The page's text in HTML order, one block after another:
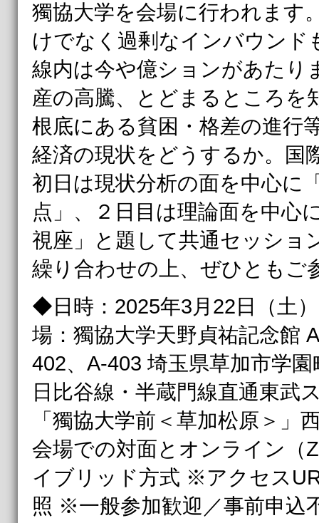
獨協大学を会場に行われます
けでなく過剰なインバウンド
線内は今や億ションがあたり
産の高騰、とどまるところを
根底にある貧困・格差の進行
経済の現状をどうするか。国
初日は現状分析の面を中心に
点」、２日目は理論面を中心
視座」と題して共通セッショ
繰り合わせの上、ぜひともご
◆日時：2025年3月22日（土
場：獨協大学天野貞祐記念館
402、A-403 埼玉県草加市学
日比谷線・半蔵門線直通東武
「獨協大学前＜草加松原＞
会場での対面とオンライン（
イブリッド方式 ※アクセス
照 ※一般参加歓迎／事前申込